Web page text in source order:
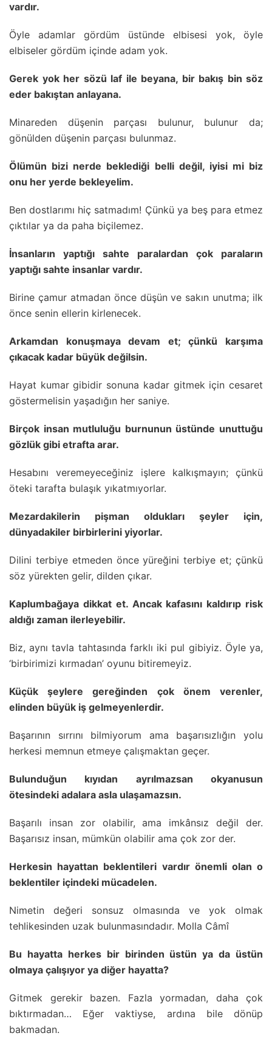
vardır.
Öyle adamlar gördüm üstünde elbisesi yok, öyle
elbiseler gördüm içinde adam yok.
Gerek yok her sözü laf ile beyana, bir bakış bin söz
eder bakıştan anlayana.
Minareden düşenin parçası bulunur, bulunur da;
gönülden düşenin parçası bulunmaz.
Ölümün bizi nerde beklediği belli değil, iyisi mi biz
onu her yerde bekleyelim.
Ben dostlarımı hiç satmadım! Çünkü ya beş para etmez
çıktılar ya da paha biçilemez.
İnsanların yaptığı sahte paralardan çok paraların
yaptığı sahte insanlar vardır.
Birine çamur atmadan önce düşün ve sakın unutma; ilk
önce senin ellerin kirlenecek.
Arkamdan konuşmaya devam et; çünkü karşıma
çıkacak kadar büyük değilsin.
Hayat kumar gibidir sonuna kadar gitmek için cesaret
göstermelisin yaşadığın her saniye.
Birçok insan mutluluğu burnunun üstünde unuttuğu
gözlük gibi etrafta arar.
Hesabını veremeyeceğiniz işlere kalkışmayın; çünkü
öteki tarafta bulaşık yıkatmıyorlar.
Mezardakilerin pişman oldukları şeyler için,
dünyadakiler birbirlerini yiyorlar.
Dilini terbiye etmeden önce yüreğini terbiye et; çünkü
söz yürekten gelir, dilden çıkar.
Kaplumbağaya dikkat et. Ancak kafasını kaldırıp risk
aldığı zaman ilerleyebilir.
Biz, aynı tavla tahtasında farklı iki pul gibiyiz. Öyle ya,
‘birbirimizi kırmadan’ oyunu bitiremeyiz.
Küçük şeylere gereğinden çok önem verenler,
elinden büyük iş gelmeyenlerdir.
Başarının sırrını bilmiyorum ama başarısızlığın yolu
herkesi memnun etmeye çalışmaktan geçer.
Bulunduğun kıyıdan ayrılmazsan okyanusun
ötesindeki adalara asla ulaşamazsın.
Başarılı insan zor olabilir, ama imkânsız değil der.
Başarısız insan, mümkün olabilir ama çok zor der.
Herkesin hayattan beklentileri vardır önemli olan o
beklentiler içindeki mücadelen.
Nimetin değeri sonsuz olmasında ve yok olmak
tehlikesinden uzak bulunmasındadır. Molla Câmî
Bu hayatta herkes bir birinden üstün ya da üstün
olmaya çalışıyor ya diğer hayatta?
Gitmek gerekir bazen. Fazla yormadan, daha çok
bıktırmadan… Eğer vaktiyse, ardına bile dönüp
bakmadan.